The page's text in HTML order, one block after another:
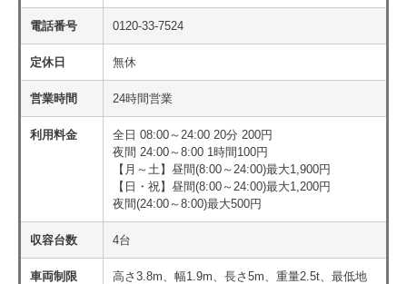
電話番号 0120-33-7524
定休日 無休
営業時間 24時間営業
利用料金
全日 08:00～24:00 20分 200円
夜間 24:00～8:00 1時間100円
【月～土】昼間(8:00～24:00)最大1,900円
【日・祝】昼間(8:00～24:00)最大1,200円
夜間(24:00～8:00)最大500円
収容台数 4台
車両制限
高さ3.8m、幅1.9m、長さ5m、重量2.5t、最低地